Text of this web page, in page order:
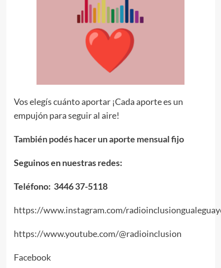
Vos elegís cuánto aportar ¡Cada aporte es un
empujón para seguir al aire!
También podés hacer un aporte mensual fijo
Seguinos en nuestras redes:
Teléfono: 3446 37-5118
https://www.instagram.com/
https://www.youtube.com/@radioinclusion
Facebook